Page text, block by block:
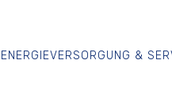
ENERGIEVERSORGUNG &